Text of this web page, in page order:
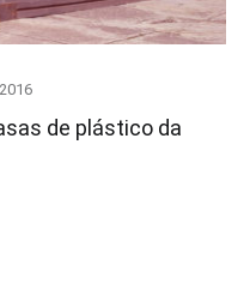
de plástico da